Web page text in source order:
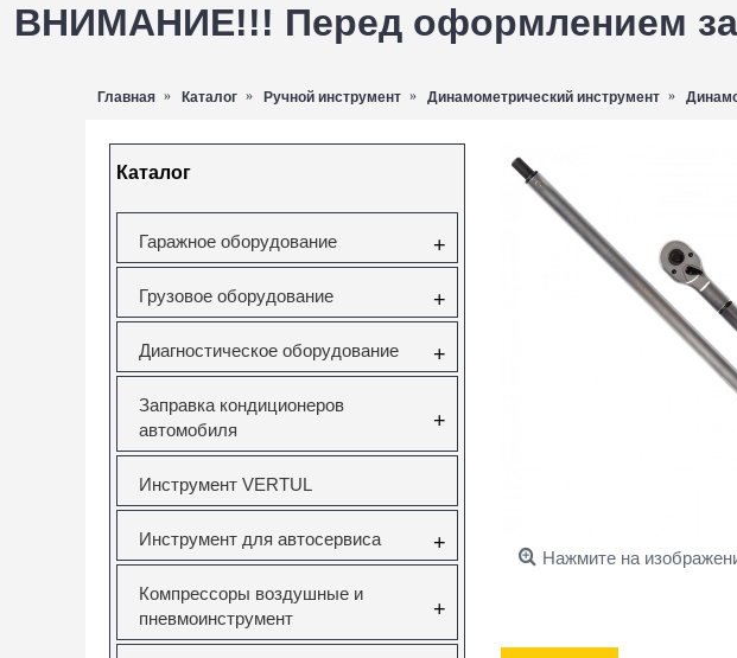
ВНИМАНИЕ!!! Перед оформлением
Главная Каталог Ручной инструмент Динамометрический инструмент
Каталог
Гаражное оборудование +
Грузовое оборудование +
Диагностическое оборудование +
Заправка кондиционеров
автомобиля
+
Инструмент VERTUL
Инструмент для автосервиса +
Компрессоры воздушные и
пневмоинструмент
+
Нажмите на